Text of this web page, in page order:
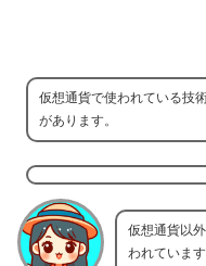
仮想通貨で使われている技
があります。
仮想通貨以
われていま